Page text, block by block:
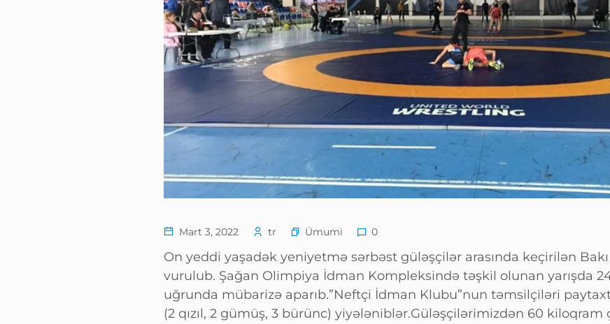
Mart 3, 2022 tr Ümumi 0
On yeddi yaşadək yeniyetmə sərbəst güləşçilər arasında keçirilən
vurulub. Şağan Olimpiya İdman Kompleksində təşkil olunan yarışda
uğrunda mübarizə aparıb.”Neftçi İdman Klubu”nun təmsilçiləri
(2 qızıl, 2 gümüş, 3 bürünc) yiyələniblər.Güləşçilərimizdən 60 kiloqram